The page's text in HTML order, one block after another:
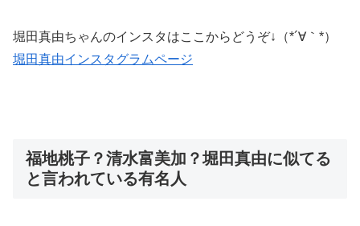
堀田真由ちゃんのインスタはここからどうぞ↓
（*´∀｀*）
堀田真由インスタグラムページ
福地桃子？清水富美加？堀田真由に似てる
と言われている有名人